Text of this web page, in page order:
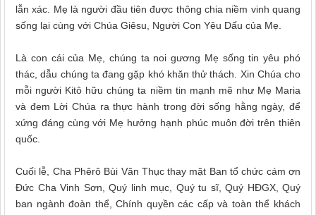
lẫn xác. Mẹ là người đầu tiên được thông chia niềm vinh quang
sống lại cùng với Chúa Giêsu, Người Con Yêu Dấu của Mẹ.
Là con cái của Mẹ, chúng ta noi gương Mẹ sống tin yêu phó
thác, dẫu chúng ta đang gặp khó khăn thử thách. Xin Chúa cho
mỗi người Kitô hữu chúng ta niềm tin mạnh mẽ nhưMẹ Maria
và đem Lời Chúa ra thực hành trong đời sống hằng ngày, để
xứng đáng cùngvới Mẹ hưởng hạnh phúc muôn đời trên thiên
quốc.
Cuối lễ, Cha Phêrô Bùi Văn Thục thay mặt Ban tổ chức cám ơn
Đức Cha Vinh Sơn, Quý linh mục, Quý tu sĩ, Quý HĐGX, Quý
ban ngành đoàn thể, Chính quyền các cấp và toàn thể khách